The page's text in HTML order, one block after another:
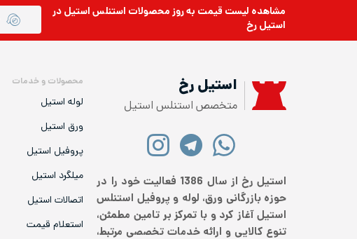
مشاهده لیست قیمت به روزمحصولات استنلس استیلدر
استیل رخ
استیل رخ
متخصص استنلس استیل
استیل رخ از سال 1386 فعالیت خود را در
حوزه بازرگانی ورق، لوله و پروفیل استنلس
استیل آغاز کرد و با تمرکز بر تامین مطمئن،
تنوع کالایی و ارائه خدمات تخصصی مرتبط،
محصولات و خدمات
لوله استیل
ورق استیل
پروفیل استیل
میلگرد استیل
اتصالات استیل
استعلام قیمت